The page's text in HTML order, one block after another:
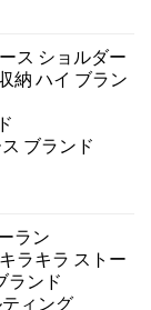
ス ショルダー
納 ハイ ブラン
ブランド
ラン
ラキラ ストー
ランド
ィング